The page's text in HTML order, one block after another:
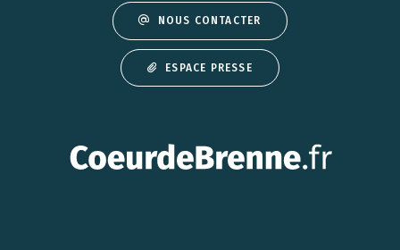
NOUS CONTACTER
ESPACE PRESSE